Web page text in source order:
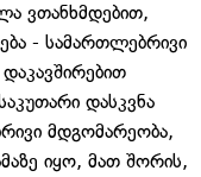
ვთანხმდებით,
- სამართლებრივი
დასკვნა
მდგომარეობა,
იყო, მათ შორის,